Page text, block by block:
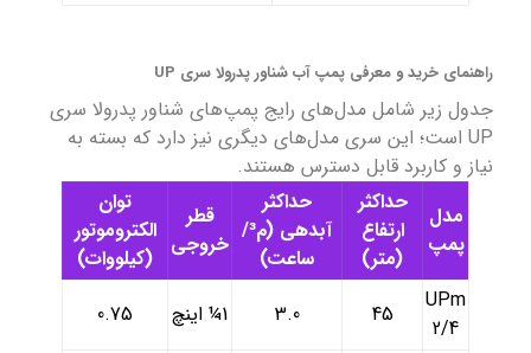
راهنمای خرید و معرفی پمپ آب شناور پدرولا سری UP
جدول زیر شامل مدل‌های رایج پمپ‌های شناور پدرولا سری
UP است؛ این سری مدل‌های دیگری نیز دارد که بسته به
نیاز و کاربرد قابل دسترس هستند.
مدل
پمپ
حداکثر
ارتفاع
(متر)
حداکثر
آبدهی (م³/
ساعت)
قطر
خروجی
توان
الکتروموتور
(کیلووات)
UPm
2/4
45
3.0 1¼ اینچ
0.75